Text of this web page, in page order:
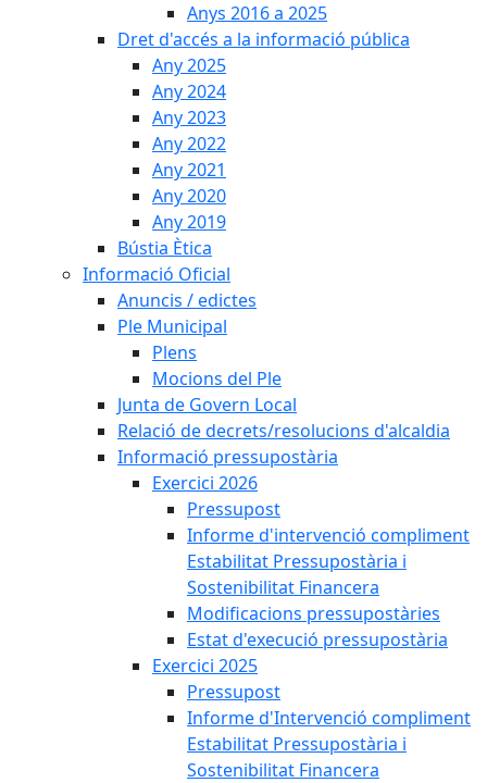
Anys 2016 a 2025
Dret d'accés a la informació pública
Any 2025
Any 2024
Any 2023
Any 2022
Any 2021
Any 2020
Any 2019
Bústia Ètica
Informació Oficial
Anuncis / edictes
Ple Municipal
Plens
Mocions del Ple
Junta de Govern Local
Relació de decrets/resolucions d'alcaldia
Informació pressupostària
Exercici 2026
Pressupost
Informe d'intervenció compliment
Estabilitat Pressupostària i
Sostenibilitat Financera
Modificacions pressupostàries
Estat d'execució pressupostària
Exercici 2025
Pressupost
Informe d'Intervenció compliment
Estabilitat Pressupostària i
Sostenibilitat Financera